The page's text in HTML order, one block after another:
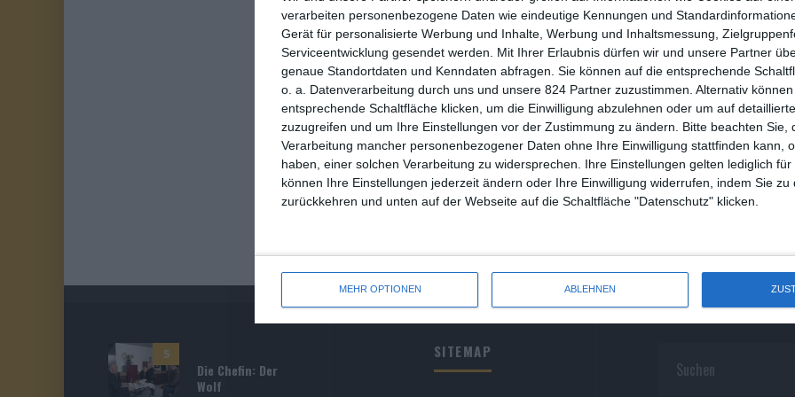
verarbeiten personenbezogene Daten wie eindeutige Kennungen und
Gerät für personalisierte Werbung und Inhalte, Werbung und Inhaltsmessung,
Serviceentwicklung gesendet werden.
Mit Ihrer Erlaubnis dürfen wir und unsere Partner
genaue Standortdaten und Kenndaten abfragen. Sie können auf die entsprechende
o. a. Datenverarbeitung durch uns und unsere 824 Partner zuzustimmen. Alternativ
entsprechende Schaltfläche klicken, um die Einwilligung abzulehnen oder um auf
zuzugreifen und um Ihre Einstellungen vor der Zustimmung zu ändern.
Bitte beachten Sie,
Verarbeitung mancher personenbezogener Daten ohne Ihre Einwilligung stattfinden kann,
haben, einer solchen Verarbeitung zu widersprechen. Ihre Einstellungen gelten lediglich
können Ihre Einstellungen jederzeit ändern oder Ihre Einwilligung widerrufen, indem Sie zu
zurückkehren und unten auf der Webseite auf die Schaltfläche "Datenschutz" klicken.
MEHR OPTIONEN ABLEHNEN
5
Die Chefin: Der
Wolf
SITEMAP